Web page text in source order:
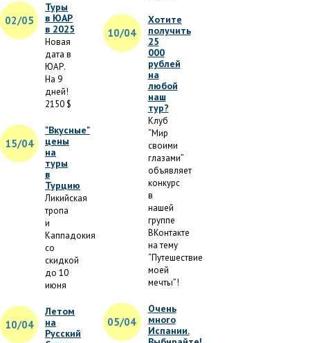
02/05
Туры
в ЮАР
в 2025
Новая
дата в
ЮАР.
На 9
дней!
2150 $
15/04
"Вкусные"
цены
на
туры
в
Турцию
Ликийская
тропа
и
Каппадокия
со
скидкой
до 10
июня
10/04
Летом
на
Русский
10/04
Хотите
получить
25
000
рублей
на
любой
наш
тур?
Клуб
“Мир
своими
глазами”
объявляет
конкурс
в
нашей
группе
ВКонтакте
на тему
“Путешествие
моей
мечты”!
05/04
Очень
много
Испании.